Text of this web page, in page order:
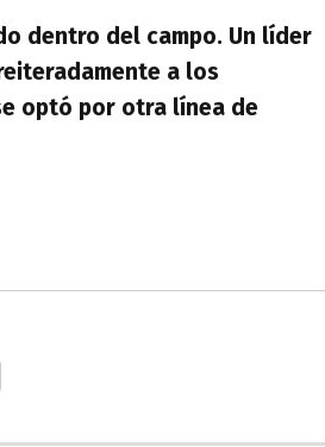
dentro del campo. Un líder
a los
optó por otra línea de